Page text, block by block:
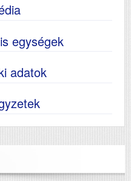
egységek
adatok